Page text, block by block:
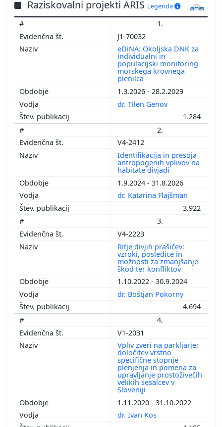
Raziskovalni projekti ARIS Legenda
1.
J1-70032
eDiNA: Okoljska DNK za
individualni in
populacijski monitoring
morskega krovnega
plenilca
1.3.2026 - 28.2.2029
dr. Tilen Genov
1.284
2.
V4-2412
Identifikacija in presoja
antropogenih vplivov na
habitate divjadi
1.9.2024 - 31.8.2026
dr. Katarina Flajšman
3.922
3.
V4-2223
Ritje divjih prašičev:
vzroki, posledice in
možnosti za zmanjšanje
škod ter konfliktov
1.10.2022 - 30.9.2024
dr. Boštjan Pokorny
4.694
4.
V1-2031
Vpliv zveri na parkljarje:
določitev vrstno
specifične stopnje
plenjenja in pomena za
upravljanje prostoživečih
velikih sesalcev v
Sloveniji
1.11.2020 - 31.10.2022
dr. Ivan Kos